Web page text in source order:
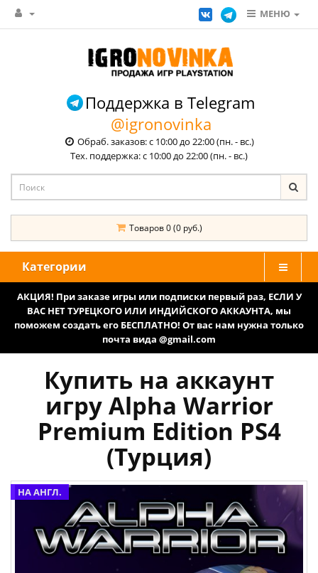
МЕНЮ
Поддержка в Telegram
@igronovinka
Обраб. заказов: с 10:00 до 22:00 (пн. - вс.)
Тех. поддержка: с 10:00 до 22:00 (пн. - вс.)
Товаров 0 (0 руб.)
Категории
АКЦИЯ! При заказе игры или подписки первый раз, ЕСЛИ У
ВАС НЕТ ТУРЕЦКОГО ИЛИ ИНДИЙСКОГО АККАУНТА, мы
поможем создать его БЕСПЛАТНО! От вас нам нужна только
почта вида @gmail.com
Купить на аккаунт
игру Alpha Warrior
Premium Edition PS4
(Турция)
НА АНГЛ.